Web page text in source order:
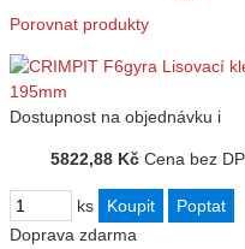
Porovnat produkty
Dostupnost na objednávku i
5822,88 Kč Cena bez
ks
Doprava zdarma